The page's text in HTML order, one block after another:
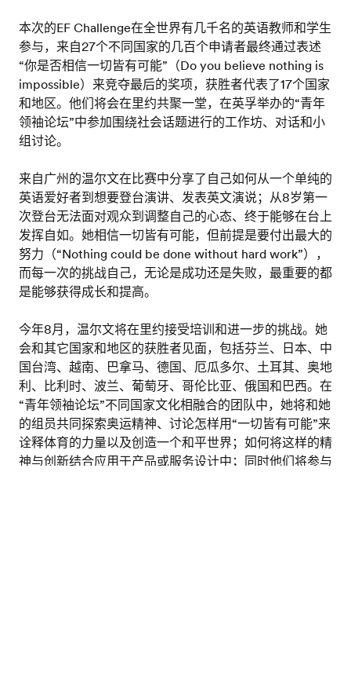
本次的EF Challenge在全世界有几千名的英语教师和学生
参与，来自27个不同国家的几百个申请者最终通过表述
“你是否相信一切皆有可能”（Do you believe nothing is
impossible）来竞夺最后的奖项，获胜者代表了17个国家
和地区。他们将会在里约共聚一堂，在英孚举办的“青年
领袖论坛”中参加围绕社会话题进行的工作坊、对话和小
组讨论。
来自广州的温尔文在比赛中分享了自己如何从一个单纯的
英语爱好者到想要登台演讲、发表英文演说；从8岁第一
次登台无法面对观众到调整自己的心态、终于能够在台上
发挥自如。她相信一切皆有可能，但前提是要付出最大的
努力（“Nothing could be done without hard work”），
而每一次的挑战自己，无论是成功还是失败，最重要的都
是能够获得成长和提高。
今年8月，温尔文将在里约接受培训和进一步的挑战。她
会和其它国家和地区的获胜者见面，包括芬兰、日本、中
国台湾、越南、巴拿马、德国、厄瓜多尔、土耳其、奥地
利、比利时、波兰、葡萄牙、哥伦比亚、俄国和巴西。在
“青年领袖论坛”不同国家文化相融合的团队中，她将和她
的组员共同探索奥运精神、讨论怎样用“一切皆有可能”来
诠释体育的力量以及创造一个和平世界；如何将这样的精
神与创新结合应用于产品或服务设计中；同时他们将参与